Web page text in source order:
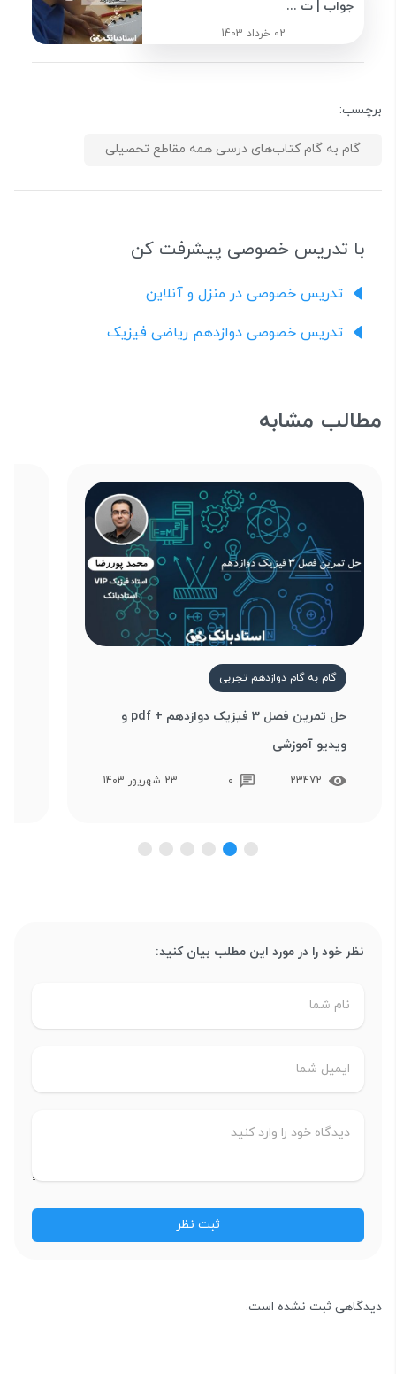
جواب | ت ...
02 خرداد 1403
برچسب:
گام به گام کتاب‌های درسی همه مقاطع تحصیلی
با تدریس خصوصی پیشرفت کن
تدریس خصوصی در منزل و آنلاین
تدریس خصوصی دوازدهم ریاضی فیزیک
مطالب مشابه
گام به گام دوازدهم تجربی
حل تمرین فصل 3 فیزیک دوازدهم + pdf و
ویدیو آموزشی
23472
0 23 شهریور 1403
نظر خود را در مورد این مطلب بیان کنید:
دیدگاهی ثبت نشده است.